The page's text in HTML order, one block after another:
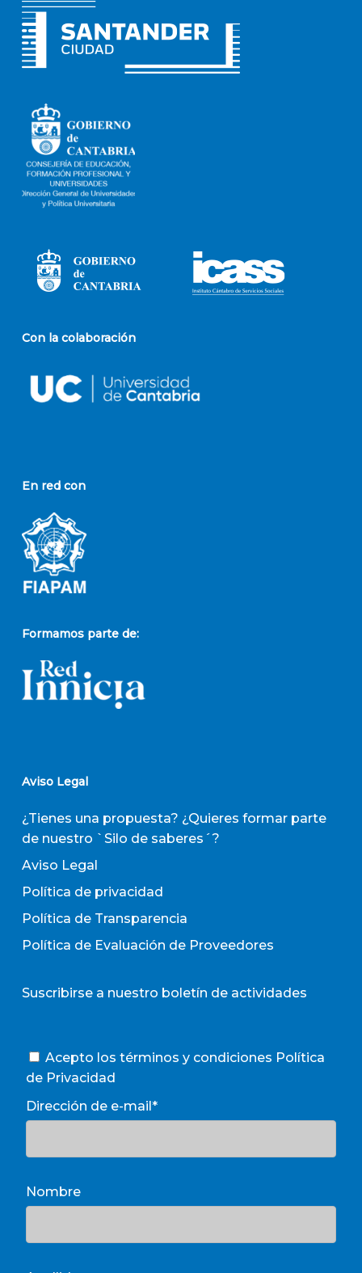
Con la colaboración
En red con
Formamos parte de:
Aviso Legal
¿Tienes una propuesta? ¿Quieres formar parte
de nuestro `Silo de saberes´?
Aviso Legal
Política de privacidad
Política de Transparencia
Política de Evaluación de Proveedores
Suscribirse a nuestro boletín de actividades
Acepto los términos y condiciones Política
de Privacidad
Dirección de e-mail*
Nombre